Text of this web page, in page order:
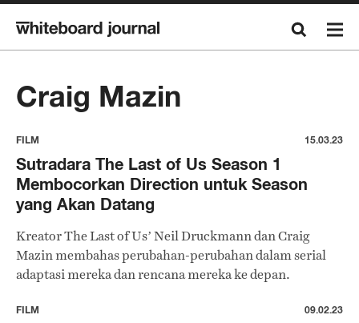
Craig Mazin
FILM 15.03.23
Sutradara The Last of Us Season 1
Membocorkan Direction untuk Season
yang Akan Datang
Kreator The Last of Us’ Neil Druckmann dan Craig
Mazin membahas perubahan-perubahan dalam serial
adaptasi mereka dan rencana mereka ke depan.
FILM 09.02.23